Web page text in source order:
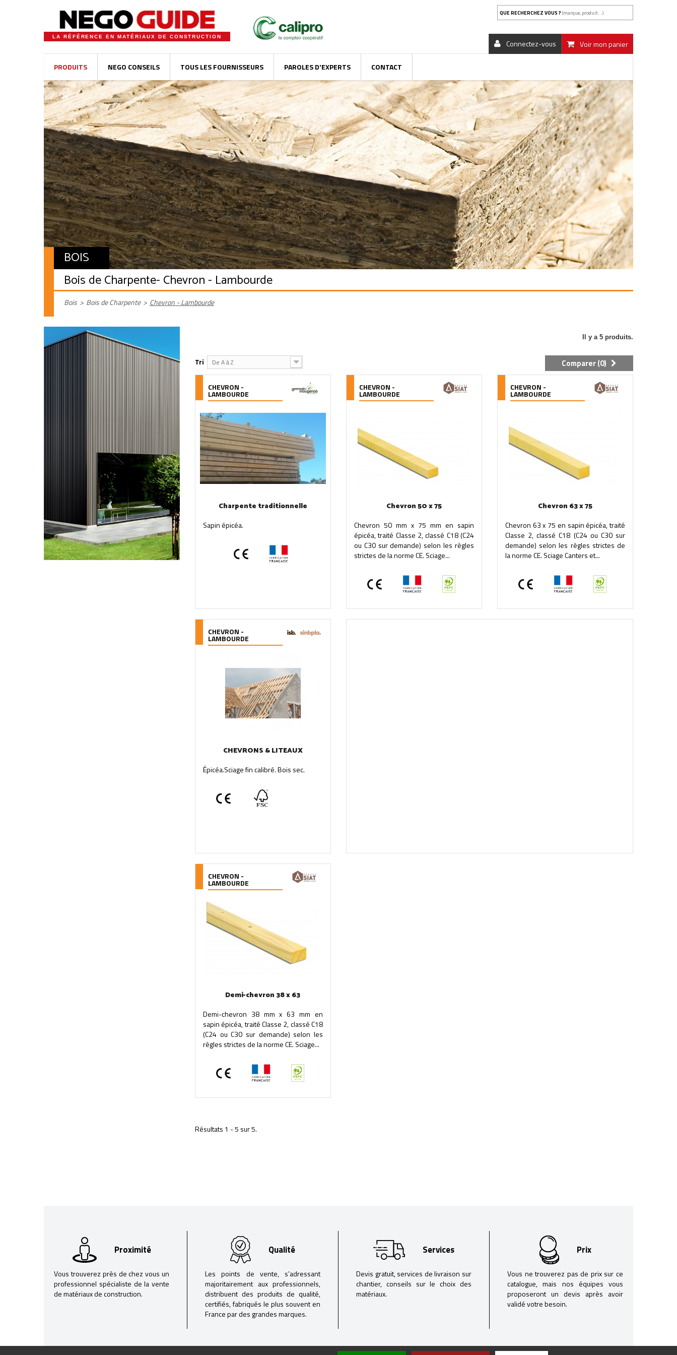
LA RÉFÉRENCE EN MATÉRIAUX DE CONSTRUCTION
QUE RECHERCHEZ VOUS ? (marque, produit...)
Voir mon panier
Connectez-vous
PRODUITS NEGO CONSEILS TOUS LES FOURNISSEURS PAROLES D'EXPERTS CONTACT
BOIS
Bois de Charpente- Chevron - Lambourde
Bois > Bois de Charpente > Chevron - Lambourde
Il y a 5 produits.
Tri De A à Z Comparer (0)
CHEVRON -
LAMBOURDE
Charpente traditionnelle
Sapin épicéa.
CHEVRON -
LAMBOURDE
Chevron 50 x 75
Chevron 50 mm x 75 mm en sapin
épicéa, traité Classe 2, classé C18 (C24
ou C30 sur demande) selon les règles
strictes de la norme CE. Sciage...
CHEVRON -
LAMBOURDE
Chevron 63 x 75
Chevron 63 x 75 en sapin épicéa, traité
Classe 2, classé C18 (C24 ou C30 sur
demande) selon les règles strictes de
la norme CE. Sciage Canters et...
CHEVRON -
LAMBOURDE
CHEVRONS & LITEAUX
Épicéa.Sciage fin calibré. Bois sec.
CHEVRON -
LAMBOURDE
Demi-chevron 38 x 63
Demi-chevron 38 mm x 63 mm en
sapin épicéa, traité Classe 2, classé C18
(C24 ou C30 sur demande) selon les
règles strictes de la norme CE. Sciage...
Résultats 1 - 5 sur 5.
Proximité
Vous trouverez près de chez vous un
professionnel spécialiste de la vente
de matériaux de construction.
Qualité
Les points de vente, s’adressant
majoritairement aux professionnels,
distribuent des produits de qualité,
certifiés, fabriqués le plus souvent en
France par des grandes marques.
Services
Devis gratuit, services de livraison sur
chantier, conseils sur le choix des
matériaux.
Prix
Vous ne trouverez pas de prix sur ce
catalogue, mais nos équipes vous
proposeront un devis après avoir
validé votre besoin.